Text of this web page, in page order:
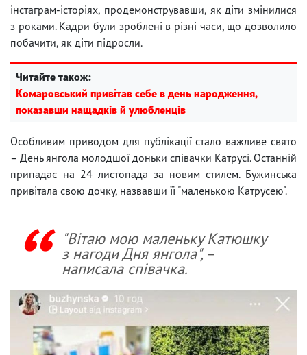
інстаграм-історіях, продемонструвавши, як діти змінилися
з роками. Кадри були зроблені в різні часи, що дозволило
побачити, як діти підросли.
Читайте також:
Комаровський привітав себе в день народження,
показавши нащадків й улюбленців
Особливим приводом для публікації стало важливе свято
– День янгола молодшої доньки співачки Катрусі. Останній
припадає на 24 листопада за новим стилем. Бужинська
привітала свою дочку, назвавши її "маленькою Катрусею".
"Вітаю мою маленьку Катюшку
з нагоди Дня янгола", –
написала співачка.